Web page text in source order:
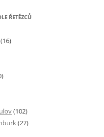
ŘETĚZCŮ
(16)
(102)
(27)